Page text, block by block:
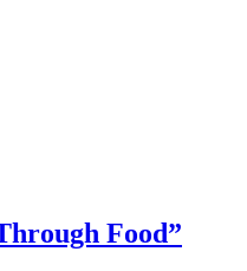
Food”